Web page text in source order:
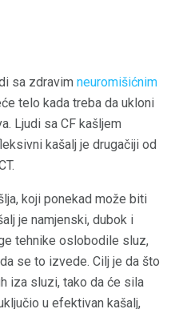
sa zdravim neuromišićnim
telo kada treba da ukloni
Ljudi sa CF kašljem
kašalj je drugačiji od
koji ponekad može biti
je namjenski, dubok i
tehnike oslobodile sluz,
se to izvede. Cilj je da što
iza sluzi, tako da će sila
u efektivan kašalj,